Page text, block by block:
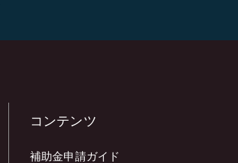
コンテンツ
補助金申請ガイド